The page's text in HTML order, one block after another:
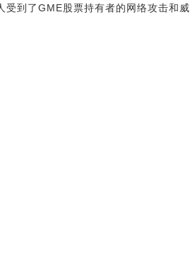
到了GME股票持有者的网络攻击和威